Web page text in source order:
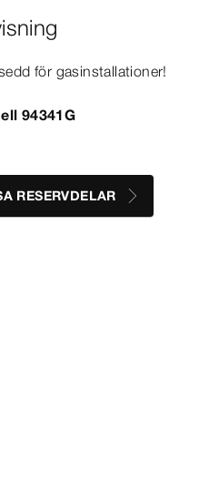
för gasinstallationer!
94341G
RESERVDELAR